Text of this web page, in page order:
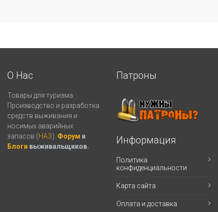
О Нас
Товары для туризма.
Производство и разработка
средств выживания и
носимых аварийных
запасов (НАЗ). Форум и
Блоги выживальщиков.
Патроны
Информация
Политика
конфиденциальности
Карта сайта
Оплата и доставка